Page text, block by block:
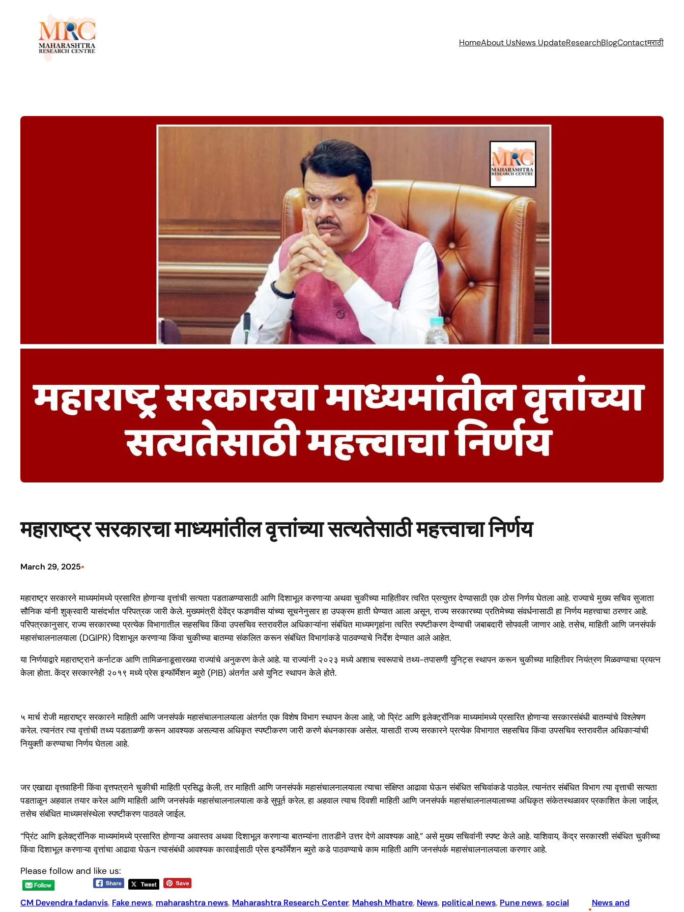
HomeAbout UsNews UpdateResearchBlogContactमराठी
महाराष्ट्र सरकारचा माध्यमांतील वृत्तांच्या सत्यतेसाठी महत्त्वाचा निर्णय
March 29, 2025•
महाराष्ट्र सरकारने माध्यमांमध्ये प्रसारित होणाऱ्या वृत्तांची सत्यता पडताळण्यासाठी आणि दिशाभूल करणाऱ्या अथवा चुकीच्या माहितीवर त्वरित प्रत्युत्तर देण्यासाठी एक ठोस निर्णय घेतला आहे. राज्याचे मुख्य सचिव सुजाता
सौनिक यांनी शुक्रवारी यासंदर्भात परिपत्रक जारी केले. मुख्यमंत्री देवेंद्र फडणवीस यांच्या सूचनेनुसार हा उपक्रम हाती घेण्यात आला असून, राज्य सरकारच्या प्रतिमेच्या संवर्धनासाठी हा निर्णय महत्त्वाचा ठरणार आहे.
परिपत्रकानुसार, राज्य सरकारच्या प्रत्येक विभागातील सहसचिव किंवा उपसचिव स्तरावरील अधिकाऱ्यांना संबंधित माध्यमगृहांना त्वरित स्पष्टीकरण देण्याची जबाबदारी सोपवली जाणार आहे. तसेच, माहिती आणि जनसंपर्क
महासंचालनालयाला (DGIPR) दिशाभूल करणाऱ्या किंवा चुकीच्या बातम्या संकलित करून संबंधित विभागांकडे पाठवण्याचे निर्देश देण्यात आले आहेत.
या निर्णयाद्वारे महाराष्ट्राने कर्नाटक आणि तामिळनाडूसारख्या राज्यांचे अनुकरण केले आहे. या राज्यांनी २०२३ मध्ये अशाच स्वरूपाचे तथ्य-तपासणी युनिट्स स्थापन करून चुकीच्या माहितीवर नियंत्रण मिळवण्याचा प्रयत्न
केला होता. केंद्र सरकारनेही २०१९ मध्ये प्रेस इन्फॉर्मेशन ब्युरो (PIB) अंतर्गत असे युनिट स्थापन केले होते.
५ मार्च रोजी महाराष्ट्र सरकारने माहिती आणि जनसंपर्क महासंचालनालयाला अंतर्गत एक विशेष विभाग स्थापन केला आहे, जो प्रिंट आणि इलेक्ट्रॉनिक माध्यमांमध्ये प्रसारित होणाऱ्या सरकारसंबंधी बातम्यांचे विश्लेषण
करेल. त्यानंतर त्या वृत्तांची तथ्य पडताळणी करून आवश्यक असल्यास अधिकृत स्पष्टीकरण जारी करणे बंधनकारक असेल. यासाठी राज्य सरकारने प्रत्येक विभागात सहसचिव किंवा उपसचिव स्तरावरील अधिकाऱ्यांची
नियुक्ती करण्याचा निर्णय घेतला आहे.
जर एखाद्या वृत्तवाहिनी किंवा वृत्तपत्राने चुकीची माहिती प्रसिद्ध केली, तर माहिती आणि जनसंपर्क महासंचालनालयाला त्याचा संक्षिप्त आढावा घेऊन संबंधित सचिवांकडे पाठवेल. त्यानंतर संबंधित विभाग त्या वृत्ताची सत्यता
पडताळून अहवाल तयार करेल आणि माहिती आणि जनसंपर्क महासंचालनालयाला कडे सुपूर्त करेल. हा अहवाल त्याच दिवशी माहिती आणि जनसंपर्क महासंचालनालयालाच्या अधिकृत संकेतस्थळावर प्रकाशित केला जाईल,
तसेच संबंधित माध्यमसंस्थेला स्पष्टीकरण पाठवले जाईल.
“प्रिंट आणि इलेक्ट्रॉनिक माध्यमांमध्ये प्रसारित होणाऱ्या अवास्तव अथवा दिशाभूल करणाऱ्या बातम्यांना तातडीने उत्तर देणे आवश्यक आहे,” असे मुख्य सचिवांनी स्पष्ट केले आहे. याशिवाय, केंद्र सरकारशी संबंधित चुकीच्या
किंवा दिशाभूल करणाऱ्या वृत्तांचा आढावा घेऊन त्यासंबंधी आवश्यक कारवाईसाठी प्रेस इन्फॉर्मेशन ब्युरो कडे पाठवण्याचे काम माहिती आणि जनसंपर्क महासंचालनालयाला करणार आहे.
Please follow and like us:
CM Devendra fadanvis, Fake news, maharashtra news, Maharashtra Research Center, Mahesh Mhatre, News, political news, Pune news, social
•
News and